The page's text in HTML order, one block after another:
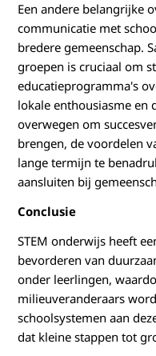
Een andere belangrijke
communicatie met
bredere gemeenschap.
groepen is cruciaal om
educatieprogramma's
lokale enthousiasme en
overwegen om
brengen, de voordelen
lange termijn te
aansluiten bij
Conclusie
STEM onderwijs heeft
bevorderen van
onder leerlingen,
milieuveranderaars
schoolsystemen aan
dat kleine stappen tot